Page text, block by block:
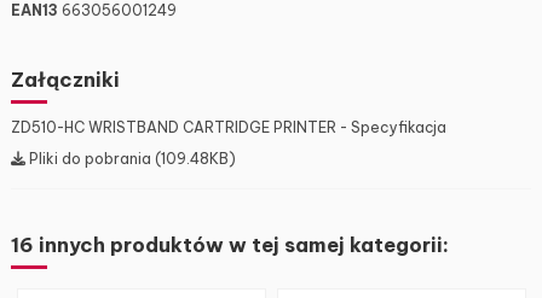
EAN13 663056001249
Załączniki
ZD510-HC WRISTBAND CARTRIDGE PRINTER - Specyfikacja
Pliki do pobrania (109.48KB)
16 innych produktów w tej samej kategorii: